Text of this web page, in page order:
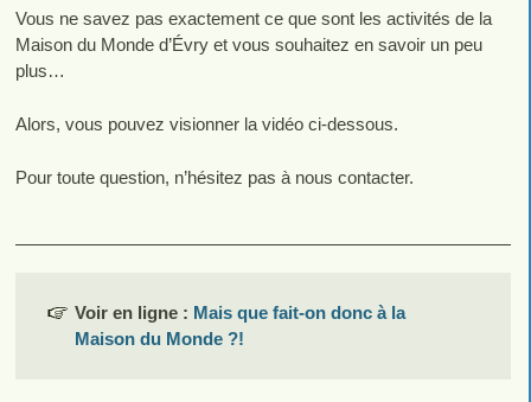
Vous ne savez pas exactement ce que sont les activités de la
Maison du Monde d’Évry et vous souhaitez en savoir un peu
plus…
Alors, vous pouvez visionner la vidéo ci-dessous.
Pour toute question, n’hésitez pas à nous contacter.
Voir en ligne : Mais que fait-on donc à la
Maison du Monde ?!